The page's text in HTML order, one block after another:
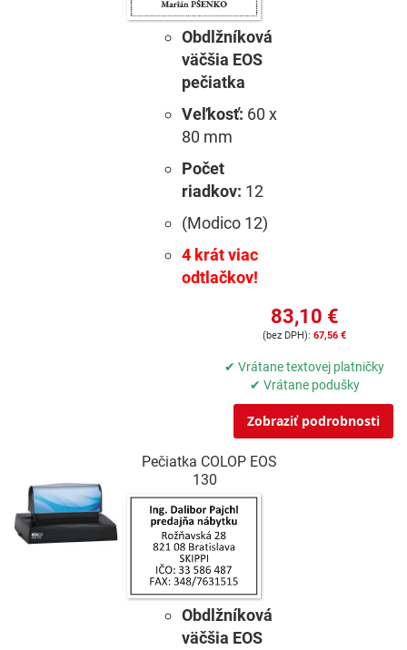
Obdlžníková
väčšia EOS
pečiatka
Veľkosť: 60 x
80 mm
Počet
riadkov: 12
(Modico 12)
4 krát viac
odtlačkov!
83,10 €
67,56 €
✔ Vrátane textovej platničky
✔ Vrátane podušky
Zobraziť podrobnosti
Pečiatka COLOP EOS
130
Obdlžníková
väčšia EOS